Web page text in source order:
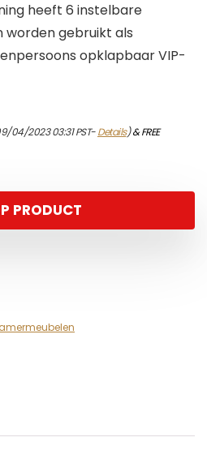
heeft 6 instelbare
gebruikt als
opklapbaar VIP-
04/2023 03:31 PST-Details)&FREE
PRODUCT